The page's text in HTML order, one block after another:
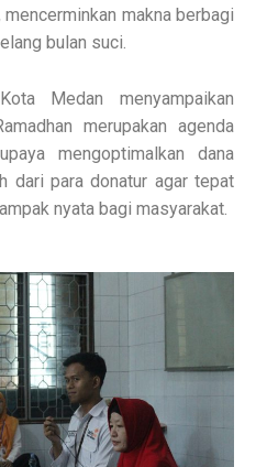
makna berbagi
bulan suci.
Medan menyampaikan
merupakan agenda
mengoptimalkan dana
dari para donatur agar tepat
nyata bagi masyarakat.